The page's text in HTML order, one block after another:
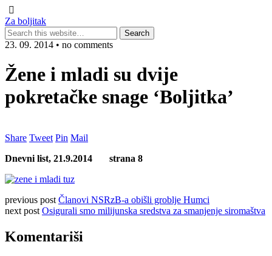
Za boljitak
23. 09. 2014 • no comments
Žene i mladi su dvije
pokretačke snage ‘Boljitka’
Share Tweet Pin Mail
Dnevni list, 21.9.2014 strana 8
previous post Članovi NSRzB-a obišli groblje Humci
next post Osigurali smo milijunska sredstva za smanjenje siromaštva
Komentariši